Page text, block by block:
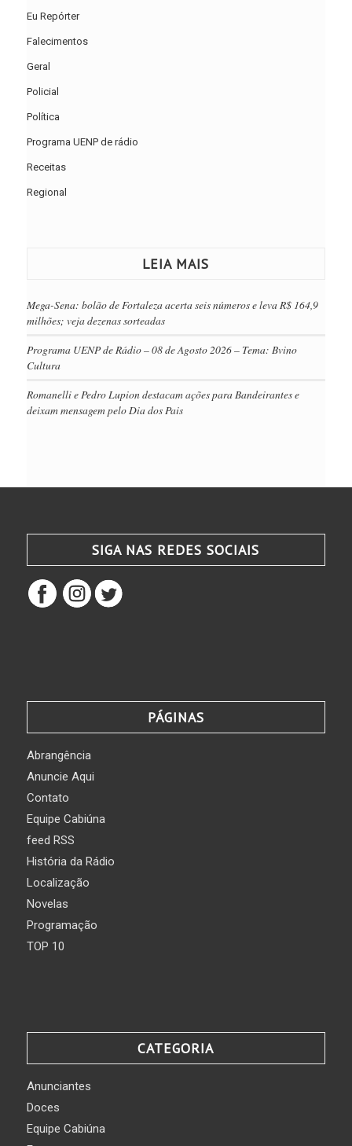
Eu Repórter
Falecimentos
Geral
Policial
Política
Programa UENP de rádio
Receitas
Regional
LEIA MAIS
Mega-Sena: bolão de Fortaleza acerta seis números e leva R$ 164,9
milhões; veja dezenas sorteadas
Programa UENP de Rádio – 08 de Agosto 2026 – Tema: Bvino
Cultura
Romanelli e Pedro Lupion destacam ações para Bandeirantes e
deixam mensagem pelo Dia dos Pais
SIGA NAS REDES SOCIAIS
PÁGINAS
Abrangência
Anuncie Aqui
Contato
Equipe Cabiúna
feed RSS
História da Rádio
Localização
Novelas
Programação
TOP 10
CATEGORIA
Anunciantes
Doces
Equipe Cabiúna